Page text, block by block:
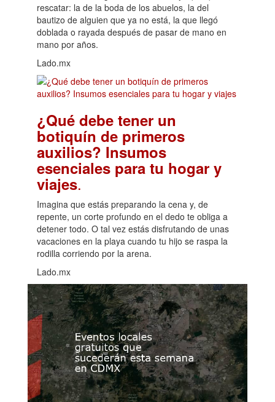
rescatar: la de la boda de los abuelos, la del
bautizo de alguien que ya no está, la que llegó
doblada o rayada después de pasar de mano en
mano por años.
Lado.mx
¿Qué debe tener un
botiquín de primeros
auxilios? Insumos
esenciales para tu hogar y
viajes.
Imagina que estás preparando la cena y, de
repente, un corte profundo en el dedo te obliga a
detener todo. O tal vez estás disfrutando de unas
vacaciones en la playa cuando tu hijo se raspa la
rodilla corriendo por la arena.
Lado.mx